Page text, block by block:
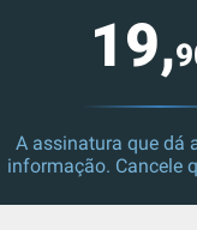
19,
A assinatura que dá
informação. Cancele